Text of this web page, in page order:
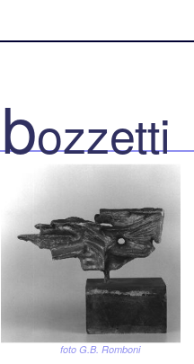
bozzetti
foto G.B. Romboni